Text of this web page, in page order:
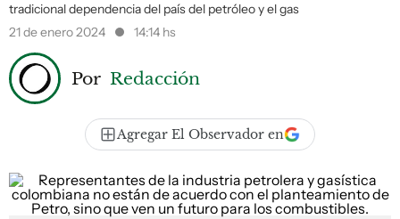
tradicional dependencia del país del petróleo y el gas
21 de enero 2024
14:14 hs
Por Redacción
Agregar El Observador en